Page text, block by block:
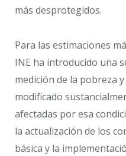
más desprotegidos.
Para las estimaciones
INE ha introducido una
medición de la pobreza
modificado
afectadas por esa
la actualización de los
básica y la